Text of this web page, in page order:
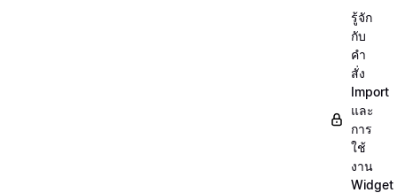
รู้จัก
กับ
คำ
สั่ง
Import
และ
การ
ใช้
งาน
Widget